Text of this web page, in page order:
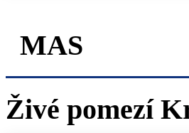
MAS
Živé pomezí